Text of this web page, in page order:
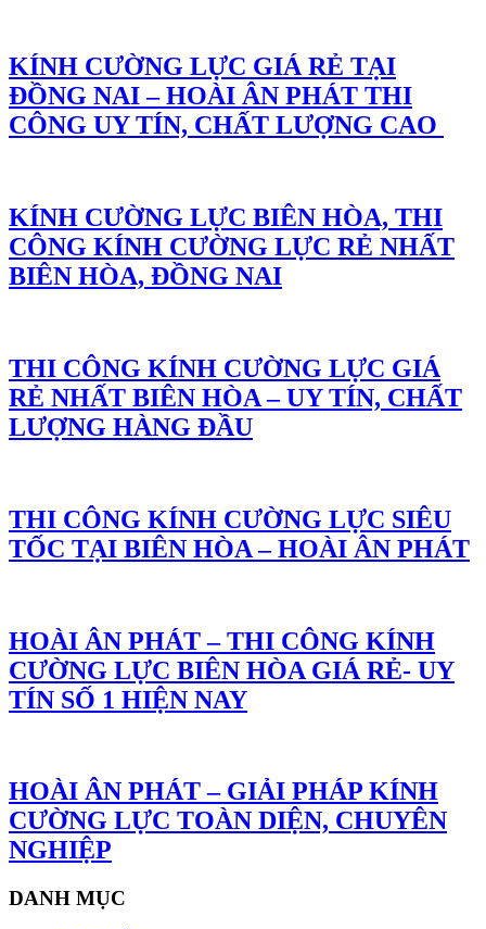
KÍNH CƯỜNG LỰC GIÁ RẺ TẠI
ĐỒNG NAI – HOÀI ÂN PHÁT THI
CÔNG UY TÍN, CHẤT LƯỢNG CAO
KÍNH CƯỜNG LỰC BIÊN HÒA, THI
CÔNG KÍNH CƯỜNG LỰC RẺ NHẤT
BIÊN HÒA, ĐỒNG NAI
THI CÔNG KÍNH CƯỜNG LỰC GIÁ
RẺ NHẤT BIÊN HÒA – UY TÍN, CHẤT
LƯỢNG HÀNG ĐẦU
THI CÔNG KÍNH CƯỜNG LỰC SIÊU
TỐC TẠI BIÊN HÒA – HOÀI ÂN PHÁT
HOÀI ÂN PHÁT – THI CÔNG KÍNH
CƯỜNG LỰC BIÊN HÒA GIÁ RẺ- UY
TÍN SỐ 1 HIỆN NAY
HOÀI ÂN PHÁT – GIẢI PHÁP KÍNH
CƯỜNG LỰC TOÀN DIỆN, CHUYÊN
NGHIỆP
DANH MỤC